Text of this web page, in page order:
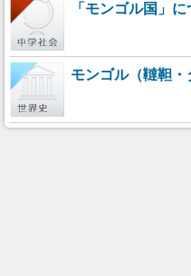
「モンゴル国」
モンゴル（韃靼